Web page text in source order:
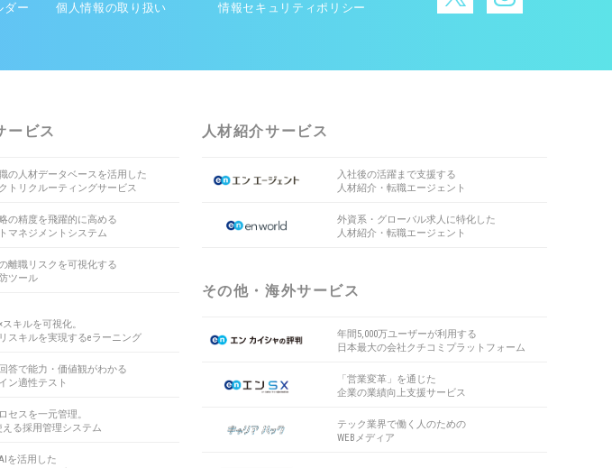
ダー
個人情報の取り扱い 情報セキュリティポリシー
ービス
の人材データベースを活用した
トリクルーティングサービス
の精度を飛躍的に高める
マネジメントシステム
離職リスクを可視化する
ツール
キルを可視化。
スキルを実現するeラーニング
答で能力・価値観がわかる
ン適性テスト
セスを一元管理。
える採用管理システム
を活用した
人材紹介サービス
入社後の活躍まで支援する
人材紹介・転職エージェント
外資系・グローバル求人に特化した
人材紹介・転職エージェント
その他・海外サービス
年間5,000万ユーザーが利用する
日本最大の会社クチコミプラットフォーム
「営業変革」を通じた
企業の業績向上支援サービス
テック業界で働く人のための
WEBメディア